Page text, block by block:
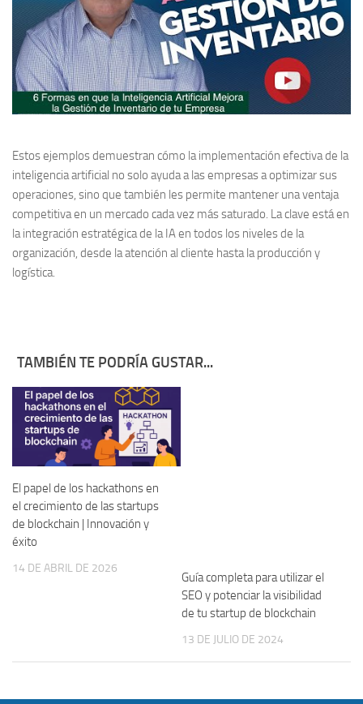
Estos ejemplos demuestran cómo la implementación efectiva de la
inteligencia artificial no solo ayuda a las empresas a optimizar sus
operaciones, sino que también les permite mantener una ventaja
competitiva en un mercado cada vez más saturado. La clave está en
la integración estratégica de la IA en todos los niveles de la
organización, desde la atención al cliente hasta la producción y
logística.
TAMBIÉN TE PODRÍA GUSTAR...
El papel de los hackathons en
el crecimiento de las startups
de blockchain | Innovación y
éxito
14 DE ABRIL DE 2026
Guía completa para utilizar el
SEO y potenciar la visibilidad
de tu startup de blockchain
13 DE JULIO DE 2024